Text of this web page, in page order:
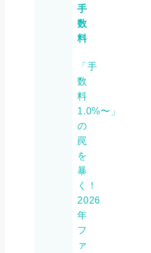
手
数
料
「手
数
料
1.0%〜」
の
罠
を
暴
く！
2026
年
フ
ァ